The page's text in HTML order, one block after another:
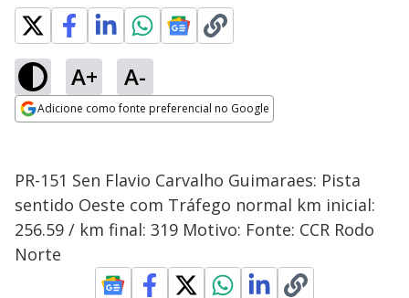
A+ A-
Adicione como fonte preferencial no Google
PR-151 Sen Flavio Carvalho Guimaraes: Pista
sentido Oeste com Tráfego normal km inicial:
256.59 / km final: 319 Motivo: Fonte: CCR Rodo
Norte